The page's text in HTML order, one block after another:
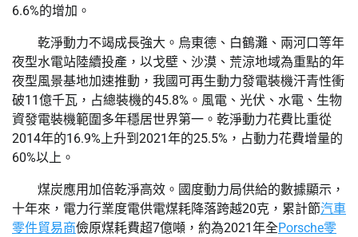
6.6%的增加。
乾淨動力不竭成長強大。烏東德、白鶴灘、兩河口等年
夜型水電站陸續投產，以戈壁、沙漠、荒涼地域為重點的年
夜型風景基地加速推動，我國可再生動力發電裝機汗青性衝
破11億千瓦，占總裝機的45.8%。風電、光伏、水電、生物
資發電裝機範圍多年穩居世界第一。乾淨動力花費比重從
2014年的16.9%上升到2021年的25.5%，占動力花費增量的
60%以上。
煤炭應用加倍乾淨高效。國度動力局供給的數據顯示，
十年來，電力行業度電供電煤耗降落跨越20克，累計節汽車
零件貿易商儉原煤耗費超7億噸，約為2021年全Porsche零